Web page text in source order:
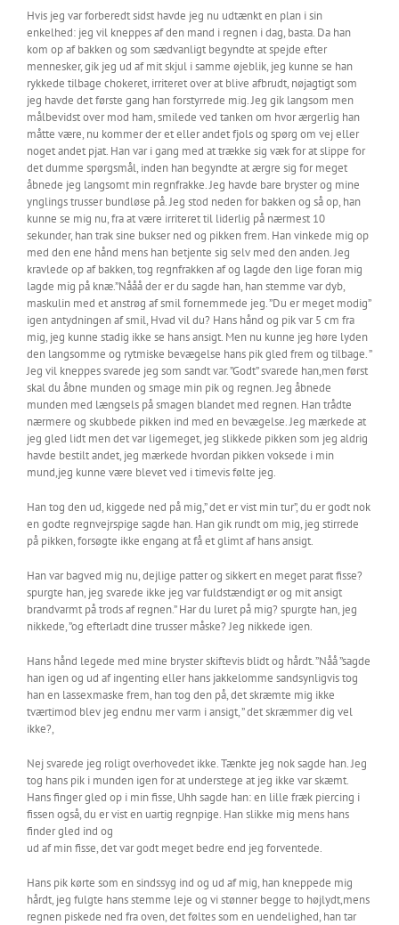
Hvis jeg var forberedt sidst havde jeg nu udtænkt en plan i sin
enkelhed: jeg vil kneppes af den mand i regnen i dag, basta. Da han
kom op af bakken og som sædvanligt begyndte at spejde efter
mennesker, gik jeg ud af mit skjul i samme øjeblik, jeg kunne se han
rykkede tilbage chokeret, irriteret over at blive afbrudt, nøjagtigt som
jeg havde det første gang han forstyrrede mig. Jeg gik langsom men
målbevidst over mod ham, smilede ved tanken om hvor ærgerlig han
måtte være, nu kommer der et eller andet fjols og spørg om vej eller
noget andet pjat. Han var i gang med at trække sig væk for at slippe for
det dumme spørgsmål, inden han begyndte at ærgre sig for meget
åbnede jeg langsomt min regnfrakke. Jeg havde bare bryster og mine
ynglings trusser bundløse på. Jeg stod neden for bakken og så op, han
kunne se mig nu, fra at være irriteret til liderlig på nærmest 10
sekunder, han trak sine bukser ned og pikken frem. Han vinkede mig op
med den ene hånd mens han betjente sig selv med den anden. Jeg
kravlede op af bakken, tog regnfrakken af og lagde den lige foran mig
lagde mig på knæ.”Nååå der er du sagde han, han stemme var dyb,
maskulin med et anstrøg af smil fornemmede jeg. ”Du er meget modig”
igen antydningen af smil, Hvad vil du? Hans hånd og pik var 5 cm fra
mig, jeg kunne stadig ikke se hans ansigt. Men nu kunne jeg høre lyden
den langsomme og rytmiske bevægelse hans pik gled frem og tilbage. ”
Jeg vil kneppes svarede jeg som sandt var. ”Godt” svarede han,men først
skal du åbne munden og smage min pik og regnen. Jeg åbnede
munden med længsels på smagen blandet med regnen. Han trådte
nærmere og skubbede pikken ind med en bevægelse. Jeg mærkede at
jeg gled lidt men det var ligemeget, jeg slikkede pikken som jeg aldrig
havde bestilt andet, jeg mærkede hvordan pikken voksede i min
mund,jeg kunne være blevet ved i timevis følte jeg.
Han tog den ud, kiggede ned på mig,” det er vist min tur”, du er godt nok
en godte regnvejrspige sagde han. Han gik rundt om mig, jeg stirrede
på pikken, forsøgte ikke engang at få et glimt af hans ansigt.
Han var bagved mig nu, dejlige patter og sikkert en meget parat fisse?
spurgte han, jeg svarede ikke jeg var fuldstændigt ør og mit ansigt
brandvarmt på trods af regnen.” Har du luret på mig? spurgte han, jeg
nikkede, ”og efterladt dine trusser måske? Jeg nikkede igen.
Hans hånd legede med mine bryster skiftevis blidt og hårdt. ”Nåå ”sagde
han igen og ud af ingenting eller hans jakkelomme sandsynligvis tog
han en lassexmaske frem, han tog den på, det skræmte mig ikke
tværtimod blev jeg endnu mer varm i ansigt, ” det skræmmer dig vel
ikke?,
Nej svarede jeg roligt overhovedet ikke. Tænkte jeg nok sagde han. Jeg
tog hans pik i munden igen for at understege at jeg ikke var skæmt.
Hans finger gled op i min fisse, Uhh sagde han: en lille fræk piercing i
fissen også, du er vist en uartig regnpige. Han slikke mig mens hans
finder gled ind og
ud af min fisse, det var godt meget bedre end jeg forventede.
Hans pik kørte som en sindssyg ind og ud af mig, han kneppede mig
hårdt, jeg fulgte hans stemme leje og vi stønner begge to højlydt,mens
regnen piskede ned fra oven, det føltes som en uendelighed, han tar